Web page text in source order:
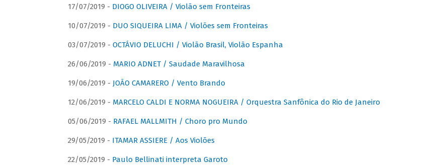
17/07/2019 - DIOGO OLIVEIRA / Violão sem Fronteiras
10/07/2019 - DUO SIQUEIRA LIMA / Violões sem Fronteiras
03/07/2019 - OCTÁVIO DELUCHI / Violão Brasil, Violão Espanha
26/06/2019 - MARIO ADNET / Saudade Maravilhosa
19/06/2019 - JOÃO CAMARERO / Vento Brando
12/06/2019 - MARCELO CALDI E NORMA NOGUEIRA / Orquestra Sanfônica do Rio de Janeiro
05/06/2019 - RAFAEL MALLMITH / Choro pro Mundo
29/05/2019 - ITAMAR ASSIERE / Aos Violões
22/05/2019 - Paulo Bellinati interpreta Garoto